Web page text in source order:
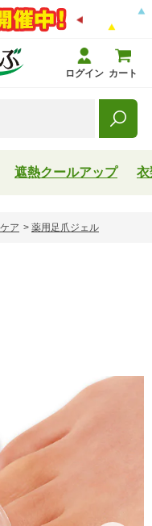
ログイン カート
遮熱クールアップ 衣
ア > 薬用足爪ジェル